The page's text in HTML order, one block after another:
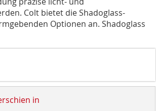
Colt bietet die Shadoglass-
Optionen an. Shadoglass
in